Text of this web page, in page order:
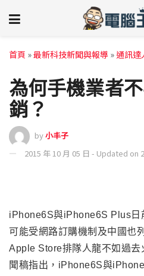
首頁 »最新科技新聞與報導 »通訊達
為何手機業者
銷？
by小丰子
2015 年 10 月 05 日 - Updated on
iPhone6S與iPhone6S Plus日
可能受網路訂購機制及中國也
Apple Store排隊人龍不如過
聞稿指出，iPhone6S與